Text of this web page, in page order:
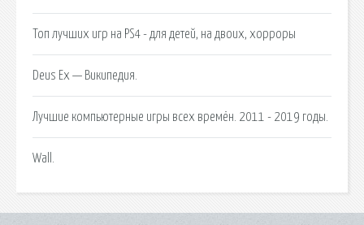
Топ лучших игр на PS4 - для детей, на двоих, хорроры
Deus Ex — Википедия.
Лучшие компьютерные игры всех времён. 2011 - 2019 годы.
Wall.